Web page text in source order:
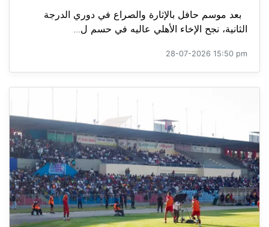
بعد موسم حافل بالإثارة والصراع في دوري الدرجة
الثانية، نجح الإخاء الأهلي عاليه في حسم ل...
28-07-2026 15:50 pm